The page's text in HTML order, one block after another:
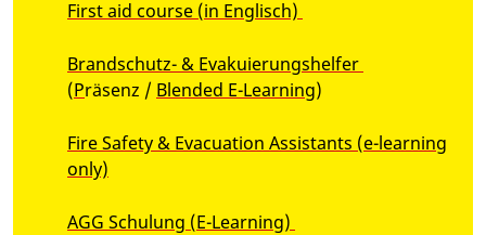
First aid course (in Englisch)
Brandschutz- & Evakuierungshelfer
(Präsenz / Blended E-Learning)
Fire Safety & Evacuation Assistants (e-learning
only)
AGG Schulung (E-Learning)